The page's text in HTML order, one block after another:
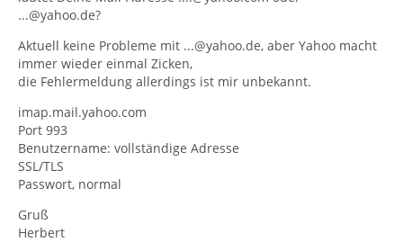
...@yahoo.de?
Aktuell keine Probleme mit ...@yahoo.de, aber Yahoo macht
immer wieder einmal Zicken,
die Fehlermeldung allerdings ist mir unbekannt.
imap.mail.yahoo.com
Port 993
Benutzername: vollständige Adresse
SSL/TLS
Passwort, normal
Gruß
Herbert